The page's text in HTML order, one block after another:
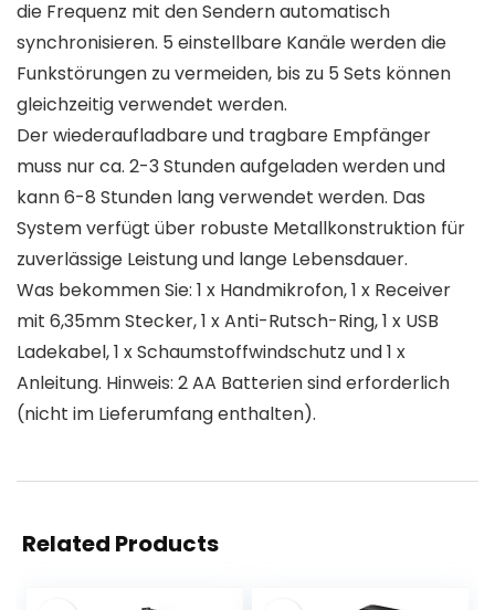
die Frequenz mit den Sendern automatisch
synchronisieren. 5 einstellbare Kanäle werden die
Funkstörungen zu vermeiden, bis zu 5 Sets können
gleichzeitig verwendet werden.
Der wiederaufladbare und tragbare Empfänger
muss nur ca. 2-3 Stunden aufgeladen werden und
kann 6-8 Stunden lang verwendet werden. Das
System verfügt über robuste Metallkonstruktion für
zuverlässige Leistung und lange Lebensdauer.
Was bekommen Sie: 1 x Handmikrofon, 1 x Receiver
mit 6,35mm Stecker, 1 x Anti-Rutsch-Ring, 1 x USB
Ladekabel, 1 x Schaumstoffwindschutz und 1 x
Anleitung. Hinweis: 2 AA Batterien sind erforderlich
(nicht im Lieferumfang enthalten).
Related Products